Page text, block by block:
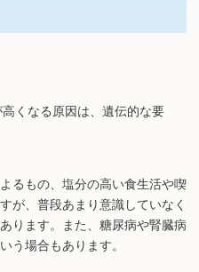
高くなる原因は、遺伝的な要
るもの、塩分の高い食生活や喫
が、普段あまり意識していなく
ります。また、糖尿病や腎臓病
う場合もあります。